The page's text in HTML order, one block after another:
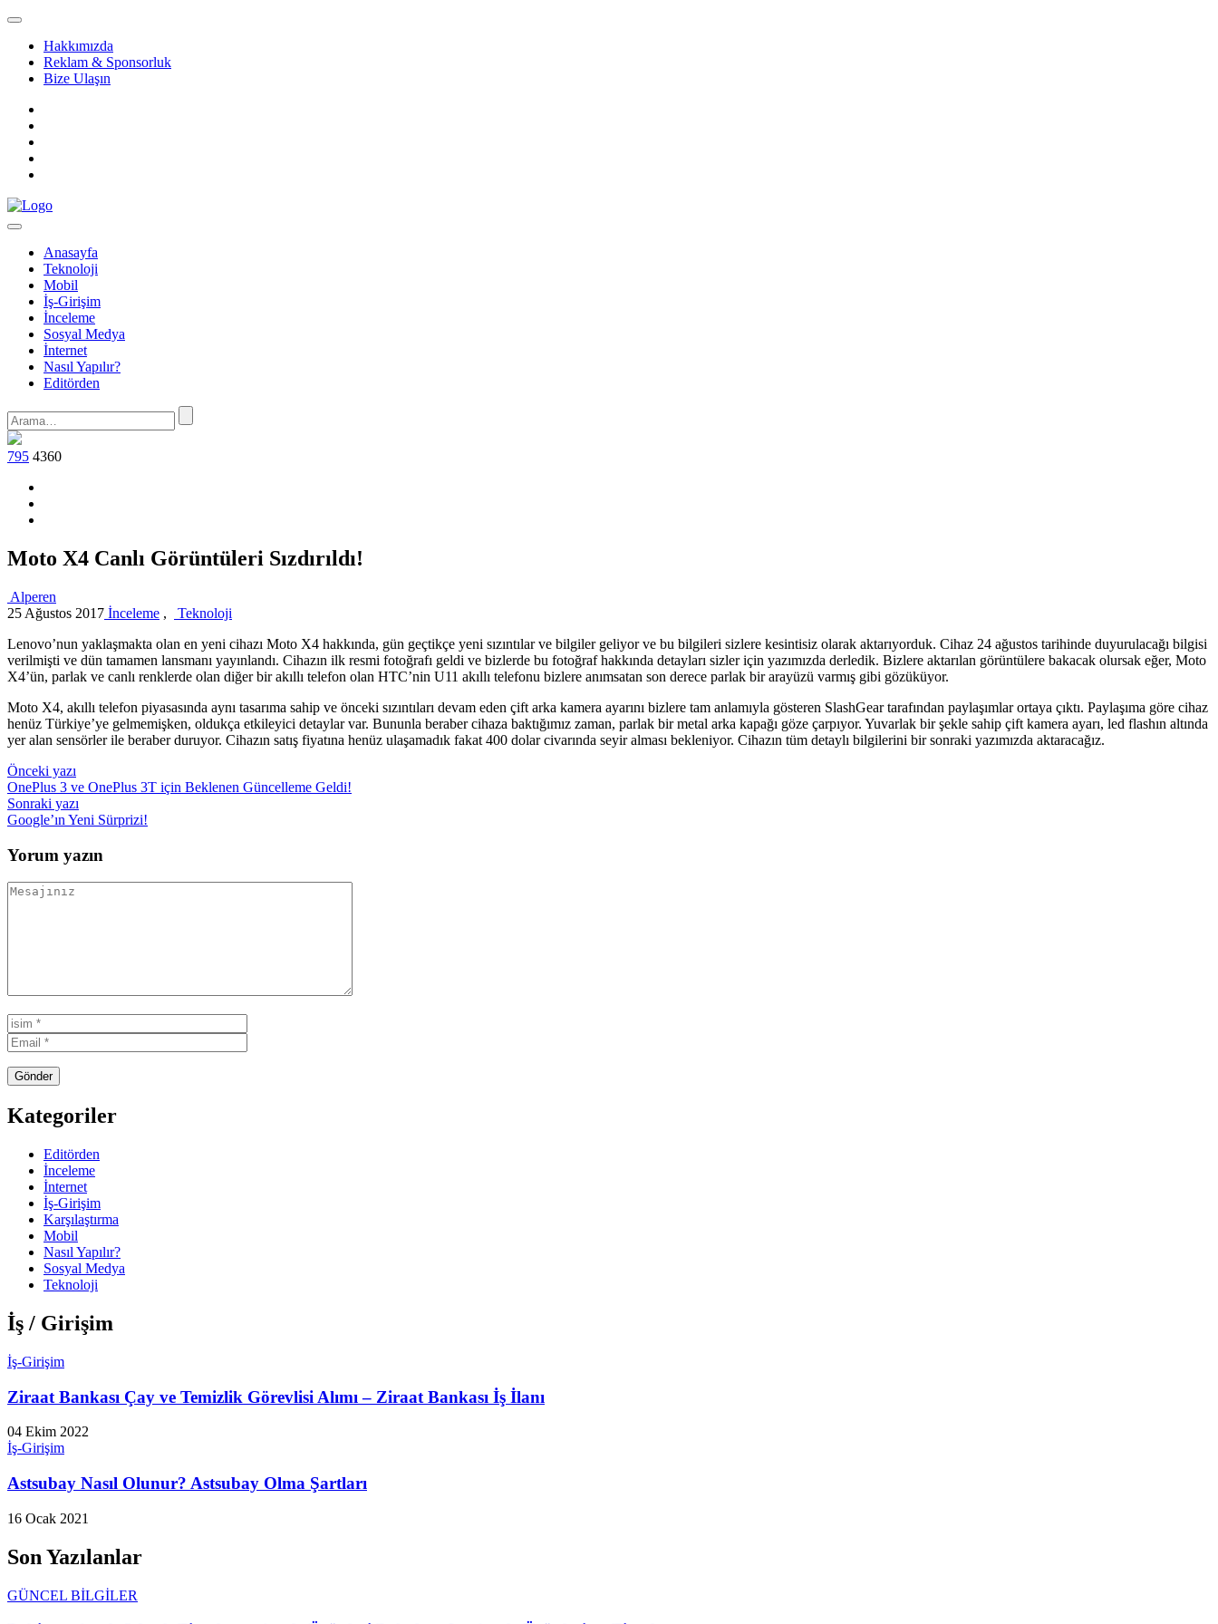
Hakkımızda
Reklam & Sponsorluk
Bize Ulaşın
Anasayfa
Teknoloji
Mobil
İş-Girişim
İnceleme
Sosyal Medya
İnternet
Nasıl Yapılır?
Editörden
795 4360
Moto X4 Canlı Görüntüleri Sızdırıldı!
Alperen
25 Ağustos 2017 İnceleme ,
Teknoloji
Lenovo’nun yaklaşmakta olan en yeni cihazı Moto X4 hakkında, gün geçtikçe yeni sızıntılar ve bilgiler geliyor ve bu bilgileri sizlere kesintisiz olarak aktarıyorduk. Cihaz 24 ağustos tarihinde duyurulacağı bilgisi
verilmişti ve dün tamamen lansmanı yayınlandı. Cihazın ilk resmi fotoğrafı geldi ve bizlerde bu fotoğraf hakkında detayları sizler için yazımızda derledik. Bizlere aktarılan görüntülere bakacak olursak eğer, Moto
X4’ün, parlak ve canlı renklerde olan diğer bir akıllı telefon olan HTC’nin U11 akıllı telefonu bizlere anımsatan son derece parlak bir arayüzü varmış gibi gözüküyor.
Moto X4, akıllı telefon piyasasında aynı tasarıma sahip ve önceki sızıntıları devam eden çift arka kamera ayarını bizlere tam anlamıyla gösteren SlashGear tarafından paylaşımlar ortaya çıktı. Paylaşıma göre cihaz
henüz Türkiye’ye gelmemişken, oldukça etkileyici detaylar var. Bununla beraber cihaza baktığımız zaman, parlak bir metal arka kapağı göze çarpıyor. Yuvarlak bir şekle sahip çift kamera ayarı, led flashın altında
yer alan sensörler ile beraber duruyor. Cihazın satış fiyatına henüz ulaşamadık fakat 400 dolar civarında seyir alması bekleniyor. Cihazın tüm detaylı bilgilerini bir sonraki yazımızda aktaracağız.
Yazı
gezinmesi
Önceki yazı
OnePlus 3 ve OnePlus 3T için Beklenen Güncelleme Geldi!
Sonraki yazı
Google’ın Yeni Sürprizi!
Yorum yazın
Kategoriler
Editörden
İnceleme
İnternet
İş-Girişim
Karşılaştırma
Mobil
Nasıl Yapılır?
Sosyal Medya
Teknoloji
İş / Girişim
İş-Girişim
Ziraat Bankası Çay ve Temizlik Görevlisi Alımı – Ziraat Bankası İş İlanı
04 Ekim 2022
İş-Girişim
Astsubay Nasıl Olunur? Astsubay Olma Şartları
16 Ocak 2021
Son Yazılanlar
GÜNCEL BİLGİLER